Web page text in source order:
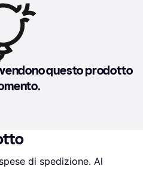
vendono questo prodotto
di spedizione. Al